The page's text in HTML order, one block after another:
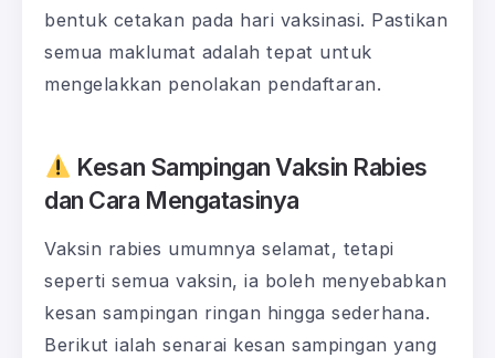
bentuk cetakan pada hari vaksinasi. Pastikan
semua maklumat adalah tepat untuk
mengelakkan penolakan pendaftaran.
Kesan Sampingan Vaksin Rabies
dan Cara Mengatasinya
Vaksin rabies umumnya selamat, tetapi
seperti semua vaksin, ia boleh menyebabkan
kesan sampingan ringan hingga sederhana.
Berikut ialah senarai kesan sampingan yang